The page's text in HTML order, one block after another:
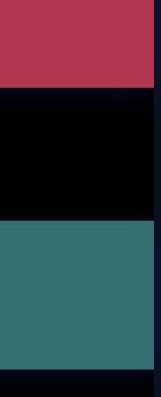
(TRY-
19 SEP '26 20:30